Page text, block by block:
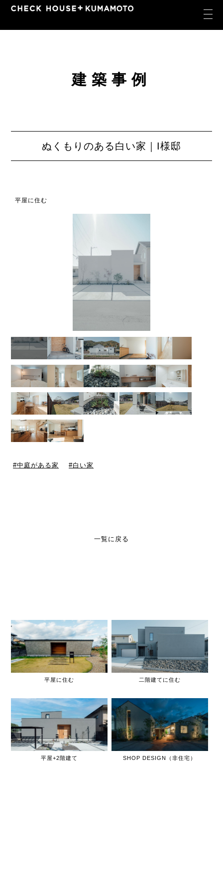
建築事例
ぬくもりのある白い家｜I様邸
平屋に住む
中庭がある家 白い家
一覧に戻る
平屋に住む 二階建てに住む
平屋+2階建て SHOP DESIGN（非住宅）